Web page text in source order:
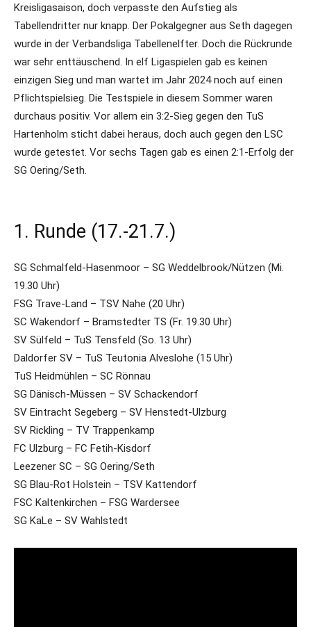
Kreisligasaison, doch verpasste den Aufstieg als
Tabellendritter nur knapp. Der Pokalgegner aus Seth dagegen
wurde in der Verbandsliga Tabellenelfter. Doch die Rückrunde
war sehr enttäuschend. In elf Ligaspielen gab es keinen
einzigen Sieg und man wartet im Jahr 2024 noch auf einen
Pflichtspielsieg. Die Testspiele in diesem Sommer waren
durchaus positiv. Vor allem ein 3:2-Sieg gegen den TuS
Hartenholm sticht dabei heraus, doch auch gegen den LSC
wurde getestet. Vor sechs Tagen gab es einen 2:1-Erfolg der
SG Oering/Seth.
1. Runde (17.-21.7.)
SG Schmalfeld-Hasenmoor – SG Weddelbrook/Nützen (Mi.
19.30 Uhr)
FSG Trave-Land – TSV Nahe (20 Uhr)
SC Wakendorf – Bramstedter TS (Fr. 19.30 Uhr)
SV Sülfeld – TuS Tensfeld (So. 13 Uhr)
Daldorfer SV – TuS Teutonia Alveslohe (15 Uhr)
TuS Heidmühlen – SC Rönnau
SG Dänisch-Müssen – SV Schackendorf
SV Eintracht Segeberg – SV Henstedt-Ulzburg
SV Rickling – TV Trappenkamp
FC Ulzburg – FC Fetih-Kisdorf
Leezener SC – SG Oering/Seth
SG Blau-Rot Holstein – TSV Kattendorf
FSC Kaltenkirchen – FSG Wardersee
SG KaLe – SV Wahlstedt